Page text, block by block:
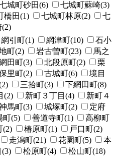
城町砂田(6)
七城町蘇崎(3)
橋田(1) 七城町林原(2)
七
網引町(1) 網津町(10)
石小
町(2) 岩古曽町(23)
馬之
網田町(3) 北段原町(2)
栗
里町(2) 古城町(6)
境目
三拾町(3)
下網田町(8)
(2) 新町３丁目(4)
新町４
馬町(3) 城塚町(2)
定府
町(5) 善道寺町(1)
高柳町
(2) 椿原町(1)
戸口町(2)
走潟町(21) 花園町(5)
本
松原町(4)
松山町(18)